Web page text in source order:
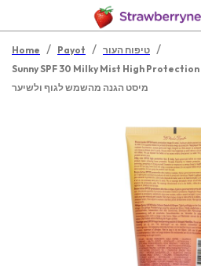
Home / Payot / טיפוח העור /
Sunny SPF 30 Milky Mist High
מיסט הגנה מהשמש לגוף ולשיער